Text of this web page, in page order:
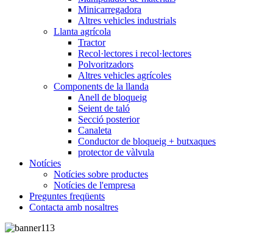
Minicarregadora
Altres vehicles industrials
Llanta agrícola
Tractor
Recol·lectores i recol·lectores
Polvoritzadors
Altres vehicles agrícoles
Components de la llanda
Anell de bloqueig
Seient de taló
Secció posterior
Canaleta
Conductor de bloqueig + butxaques
protector de vàlvula
Notícies
Notícies sobre productes
Notícies de l'empresa
Preguntes freqüents
Contacta amb nosaltres